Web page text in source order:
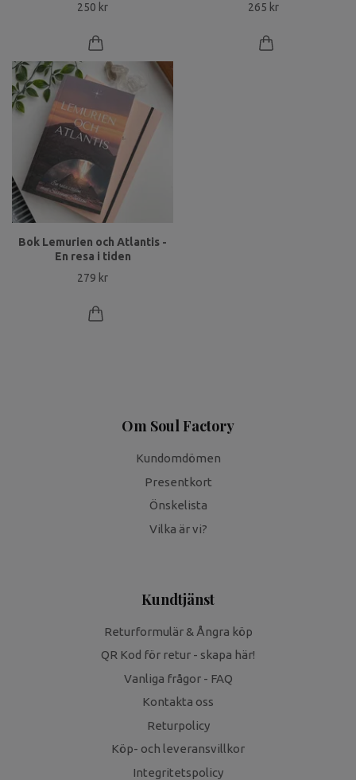
250 kr
265 kr
Bok Lemurien och Atlantis -
En resa i tiden
279 kr
Om Soul Factory
Kundomdömen
Presentkort
Önskelista
Vilka är vi?
Kundtjänst
Returformulär & Ångra köp
QR Kod för retur - skapa här!
Vanliga frågor - FAQ
Kontakta oss
Returpolicy
Köp- och leveransvillkor
Integritetspolicy